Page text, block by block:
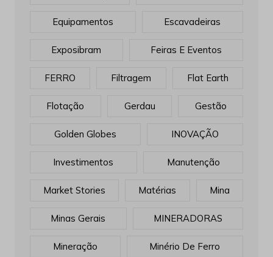
Equipamentos Escavadeiras
Exposibram Feiras E Eventos
FERRO Filtragem Flat Earth
Flotação Gerdau Gestão
Golden Globes INOVAÇÃO
Investimentos Manutenção
Market Stories Matérias Mina
Minas Gerais MINERADORAS
Mineração Minério De Ferro